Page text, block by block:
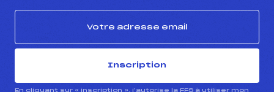
Inscription
En cliquant sur « inscription », j’autorise la FFS à utiliser mon